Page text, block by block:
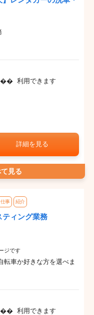
�� 利用できます
詳細を見る
見る
事 紹介
ティング業務
ジです
転車か好きな方を選べま
�� 利用できます